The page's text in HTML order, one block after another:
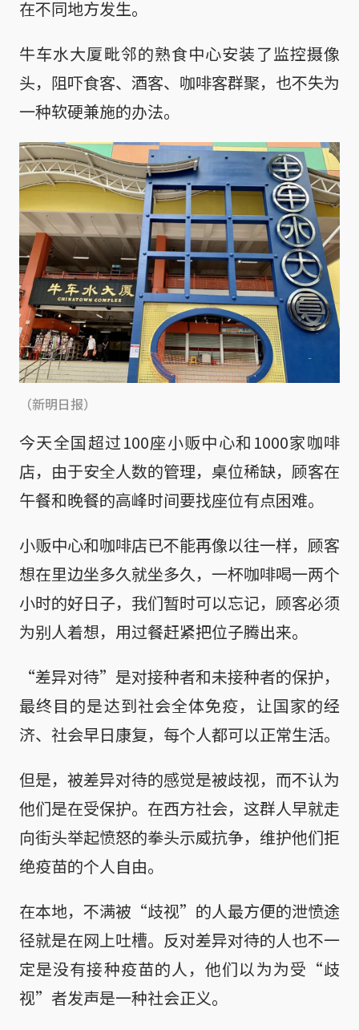
在不同地方发生。
牛车水大厦毗邻的熟食中心安装了监控摄像
头，阻吓食客、酒客、咖啡客群聚，也不失为
一种软硬兼施的办法。
（新明日报）
今天全国超过100座小贩中心和1000家咖啡
店，由于安全人数的管理，桌位稀缺，顾客在
午餐和晚餐的高峰时间要找座位有点困难。
小贩中心和咖啡店已不能再像以往一样，顾客
想在里边坐多久就坐多久，一杯咖啡喝一两个
小时的好日子，我们暂时可以忘记，顾客必须
为别人着想，用过餐赶紧把位子腾出来。
“差异对待”是对接种者和未接种者的保护，
最终目的是达到社会全体免疫，让国家的经
济、社会早日康复，每个人都可以正常生活。
但是，被差异对待的感觉是被歧视，而不认为
他们是在受保护。在西方社会，这群人早就走
向街头举起愤怒的拳头示威抗争，维护他们拒
绝疫苗的个人自由。
在本地，不满被“歧视”的人最方便的泄愤途
径就是在网上吐槽。反对差异对待的人也不一
定是没有接种疫苗的人，他们以为为受“歧
视”者发声是一种社会正义。